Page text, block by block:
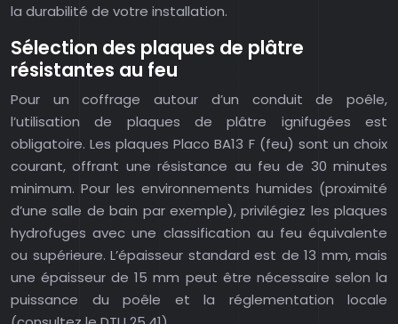
la durabilité de votre installation.
Sélection des plaques de plâtre
résistantes au feu
Pour un coffrage autour d’un conduit de poêle,
l’utilisation de plaques de plâtre ignifugées est
obligatoire. Les plaques Placo BA13 F (feu) sont un choix
courant, offrant une résistance au feu de 30 minutes
minimum. Pour les environnements humides (proximité
d’une salle de bain par exemple), privilégiez les plaques
hydrofuges avec une classification au feu équivalente
ou supérieure. L’épaisseur standard est de 13 mm, mais
une épaisseur de 15 mm peut être nécessaire selon la
puissance du poêle et la réglementation locale